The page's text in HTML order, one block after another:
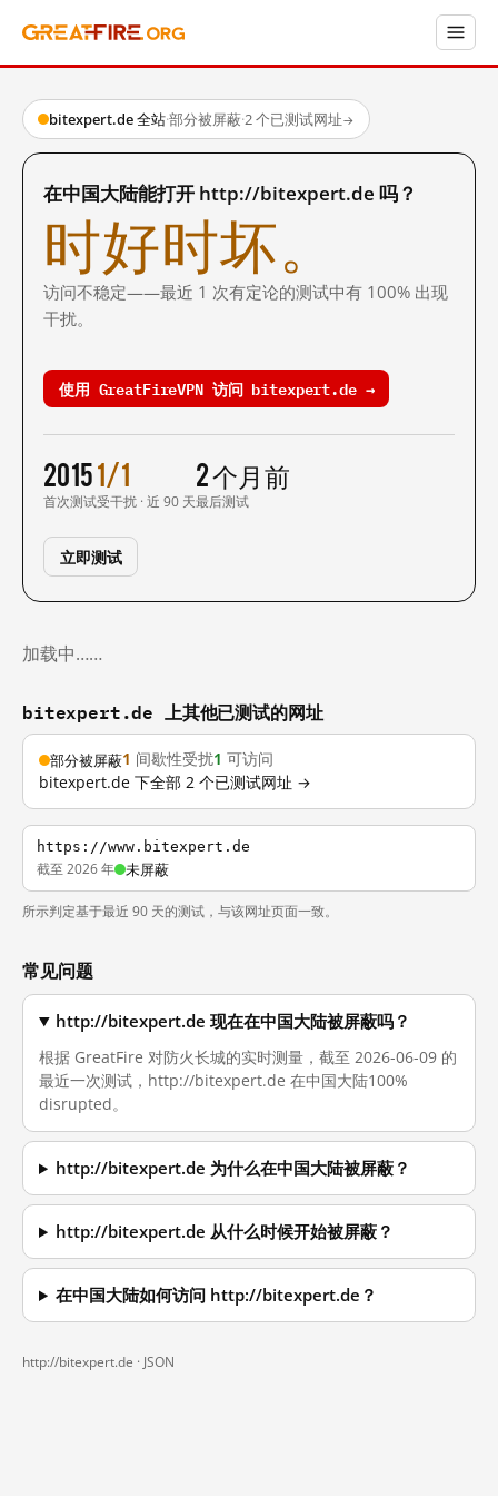
bitexpert.de 全站·部分被屏蔽·2 个已测试网址→
在中国大陆能打开 http://bitexpert.de 吗？
时好时坏。
访问不稳定——最近 1 次有定论的测试中有 100% 出现
干扰。
使用 GreatFireVPN 访问 bitexpert.de →
2015
首次测试
1/1
受干扰 · 近 90 天
2 个月前
最后测试
立即测试
加载中……
bitexpert.de 上其他已测试的网址
部分被屏蔽1 间歇性受扰1 可访问
bitexpert.de 下全部 2 个已测试网址 →
https://www.bitexpert.de
截至 2026 年 未屏蔽
所示判定基于最近 90 天的测试，与该网址页面一致。
常见问题
http://bitexpert.de 现在在中国大陆被屏蔽吗？
根据 GreatFire 对防火长城的实时测量，截至 2026-06-09 的
最近一次测试，http://bitexpert.de 在中国大陆100%
disrupted。
http://bitexpert.de 为什么在中国大陆被屏蔽？
http://bitexpert.de 从什么时候开始被屏蔽？
在中国大陆如何访问 http://bitexpert.de？
http://bitexpert.de · JSON